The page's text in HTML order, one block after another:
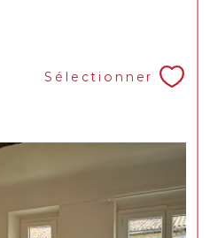
Sélectionner